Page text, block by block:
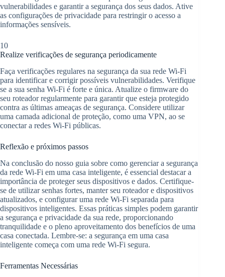
vulnerabilidades e garantir a segurança dos seus dados. Ative
as configurações de privacidade para restringir o acesso a
informações sensíveis.
10
Realize verificações de segurança periodicamente
Faça verificações regulares na segurança da sua rede Wi-Fi
para identificar e corrigir possíveis vulnerabilidades. Verifique
se a sua senha Wi-Fi é forte e única. Atualize o firmware do
seu roteador regularmente para garantir que esteja protegido
contra as últimas ameaças de segurança. Considere utilizar
uma camada adicional de proteção, como uma VPN, ao se
conectar a redes Wi-Fi públicas.
Reflexão e próximos passos
Na conclusão do nosso guia sobre como gerenciar a segurança
da rede Wi-Fi em uma casa inteligente, é essencial destacar a
importância de proteger seus dispositivos e dados. Certifique-
se de utilizar senhas fortes, manter seu roteador e dispositivos
atualizados, e configurar uma rede Wi-Fi separada para
dispositivos inteligentes. Essas práticas simples podem garantir
a segurança e privacidade da sua rede, proporcionando
tranquilidade e o pleno aproveitamento dos benefícios de uma
casa conectada. Lembre-se: a segurança em uma casa
inteligente começa com uma rede Wi-Fi segura.
Ferramentas Necessárias